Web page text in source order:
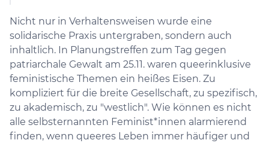
Nicht nur in Verhaltensweisen wurde eine
solidarische Praxis untergraben, sondern auch
inhaltlich. In Planungstreffen zum Tag gegen
patriarchale Gewalt am 25.11. waren queerinklusive
feministische Themen ein heißes Eisen. Zu
kompliziert für die breite Gesellschaft, zu spezifisch,
zu akademisch, zu "westlich". Wie können es nicht
alle selbsternannten Feminist*innen alarmierend
finden, wenn queeres Leben immer häufiger und